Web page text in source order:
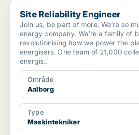
Site Reliability Engineer
Site Reliability Engineer
Join us, be part of more. We’re so
energy company. We’re a family of
revolutionising how we power the
energisers. One team of 21,000
energis..
Område
Aalborg
Type
Maskintekniker